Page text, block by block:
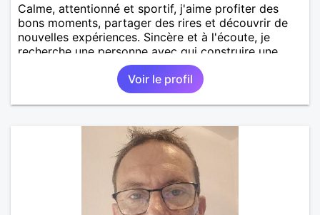
Calme, attentionné et sportif, j'aime profiter des
bons moments, partager des rires et découvrir de
nouvelles expériences. Sincère et à l'écoute, je
recherche une personne avec qui construire une
belle complicité et une relation authentique.
Voir le profil